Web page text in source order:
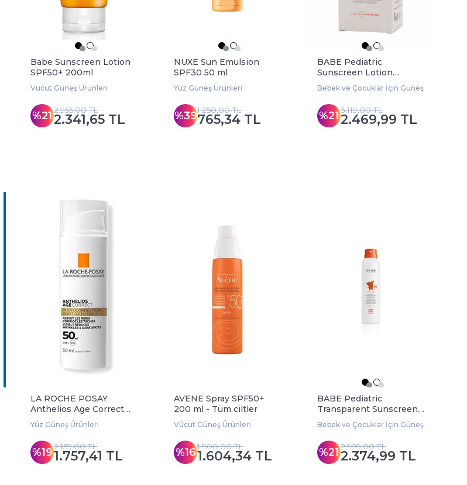
Babe Sunscreen Lotion
SPF50+ 200ml
Vücut Güneş Ürünleri
%212.341,65 TL
2.955,00 TL
NUXE Sun Emulsion
SPF30 50 ml
Yüz Güneş Ürünleri
%39765,34 TL
1.250,00 TL
BABE Pediatric
Sunscreen Lotion
SPF50+ 100 ml
Bebek ve Çocuklar İçin Güneş Ürünleri
%212.469,99 TL
3.119,00 TL
LA ROCHE POSAY
Anthelios Age Correct
SPF50+ Daily Light
Cream 50 ml
Yüz Güneş Ürünleri
%191.757,41 TL
2.159,00 TL
AVENE Spray SPF50+
200 ml - Tüm ciltler
Vücut Güneş Ürünleri
%161.604,34 TL
1.900,00 TL
BABE Pediatric
Transparent Sunscreen
Wet Skin SPF50+ 200 ml
Bebek ve Çocuklar İçin Güneş Ürünleri
%212.374,99 TL
2.999,00 TL